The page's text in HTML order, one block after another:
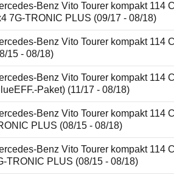
Benz Vito Tourer kompakt 114
7G-TRONIC PLUS (09/17 - 08/18)
Benz Vito Tourer kompakt 114
15 - 08/18)
Benz Vito Tourer kompakt 114
Paket) (11/17 - 08/18)
Benz Vito Tourer kompakt 114
PLUS (08/15 - 08/18)
Benz Vito Tourer kompakt 114
TRONIC PLUS (08/15 - 08/18)